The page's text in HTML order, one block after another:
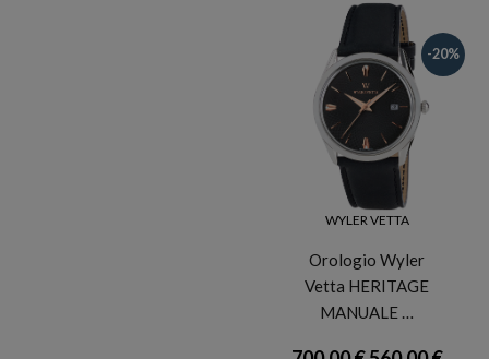
-20%
WYLER VETTA
Orologio Wyler
Vetta HERITAGE
MANUALE …